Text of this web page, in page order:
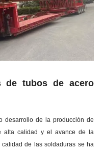
de tubos de acero
desarrollo de la producción de
alta calidad y el avance de la
de las soldaduras se ha